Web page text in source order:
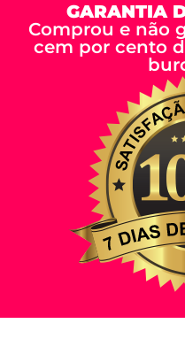
GARANTIA
Comprou e não
cem por cento